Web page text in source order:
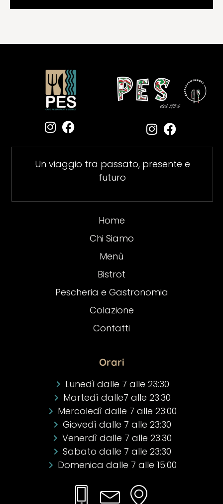
Un viaggio tra passato, presente e
futuro
Home
Chi Siamo
Menù
Bistrot
Pescheria e Gastronomia
Colazione
Contatti
Orari
Lunedì dalle 7 alle 23:30
Martedì dalle7 alle 23:30
Mercoledì dalle 7 alle 23:00
Giovedì dalle 7 alle 23:30
Venerdì dalle 7 alle 23:30
Sabato dalle 7 alle 23:30
Domenica dalle 7 alle 15:00